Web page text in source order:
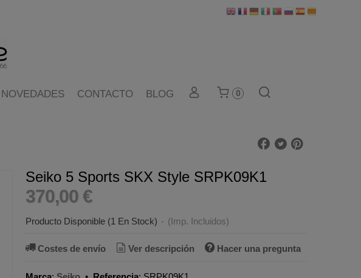
NOVEDADES CONTACTO BLOG 0
Seiko 5 Sports SKX Style SRPK09K1
370,00 €
Producto Disponible (1 En Stock) - (Imp. Incluidos)
Costes de envío Ver descripción Hacer una pregunta